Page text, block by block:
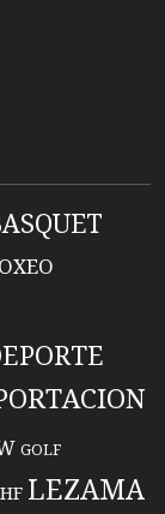
GOLF
LEZAMA